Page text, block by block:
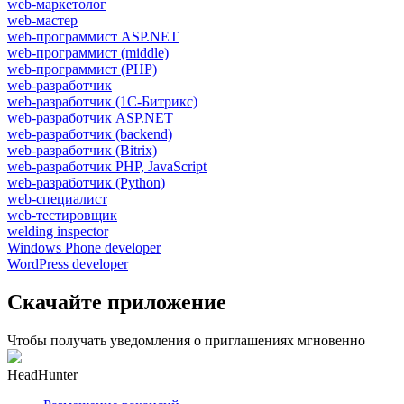
web-маркетолог
web-мастер
web-программист ASP.NET
web-программист (middle)
web-программист (PHP)
web-разработчик
web-разработчик (1С-Битрикс)
web-разработчик ASP.NET
web-разработчик (backend)
web-разработчик (Bitrix)
web-разработчик PHP, JavaScript
web-разработчик (Python)
web-специалист
web-тестировщик
welding inspector
Windows Phone developer
WordPress developer
Скачайте приложение
Чтобы получать уведомления о приглашениях мгновенно
HeadHunter